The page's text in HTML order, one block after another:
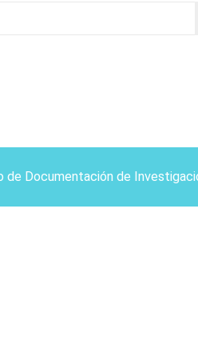
de Documentación de